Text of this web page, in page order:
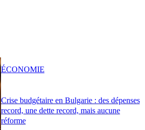
Crise budgétaire en Bulgarie : des dépenses
record, une dette record, mais aucune
réforme
ÉCONOMIE